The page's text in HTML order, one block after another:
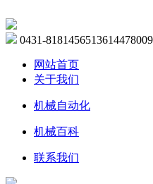
0431-8181456513614478009
网站首页
关于我们
机械自动化
机械百科
联系我们